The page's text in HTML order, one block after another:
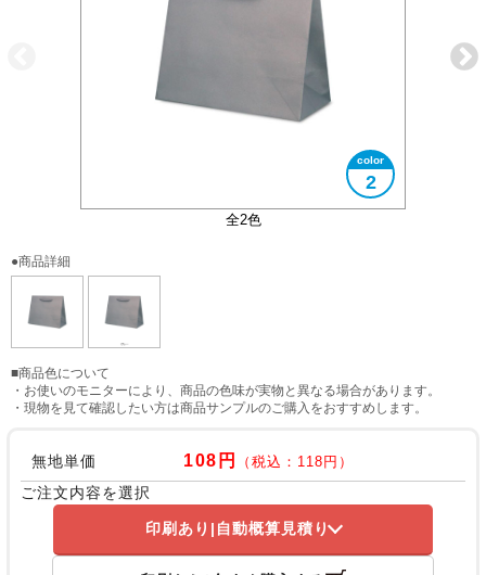
全2色
2
●商品詳細
■商品色について
・お使いのモニターにより、商品の色味が実物と異なる場合があります。
・現物を見て確認したい方は商品サンプルのご購入をおすすめします。
無地単価 108円 （税込：118円）
ご注文内容を選択
印刷あり 自動概算見積り